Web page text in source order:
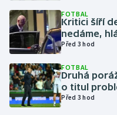
Krasobruslení
Lezení
Lyže a snowboard
Moderní pětiboj
FOTBAL
Kritici šíří
nedáme,
Před 3 hod
FOTBAL
Druhá
o titul
Před 3 hod